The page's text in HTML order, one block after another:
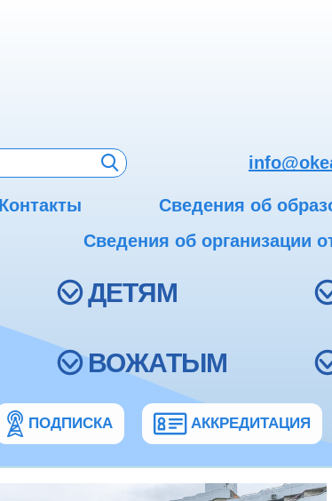
Контакты Сведения об
Сведения об организации
ДЕТЯМ
ВОЖАТЫМ
ПОДПИСКА АККРЕДИТАЦИЯ